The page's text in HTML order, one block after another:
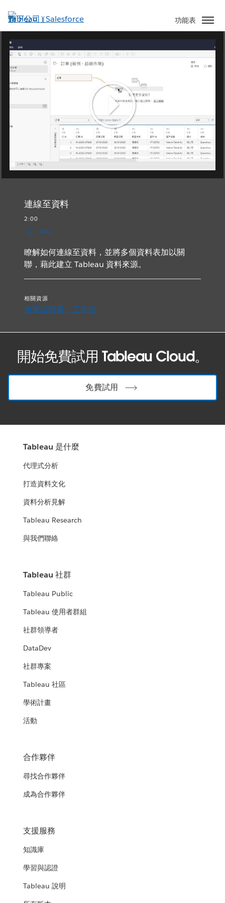
至
主
功能表
Play
Video
連線至資料
2:00
MP4
瞭解如何連線至資料，並將多個資料表加以關
聯，藉此建立 Tableau 資料來源。
相關資源
接著請觀看：工作區
開始免費試用 Tableau Cloud。
免費試用
Tableau 是什麼
代理式分析
打造資料文化
資料分析見解
Tableau Research
與我們聯絡
Tableau 社群
Tableau Public
Tableau 使用者群組
社群領導者
DataDev
社群專案
Tableau 社區
學術計畫
活動
合作夥伴
尋找合作夥伴
成為合作夥伴
支援服務
知識庫
學習與認證
Tableau 說明